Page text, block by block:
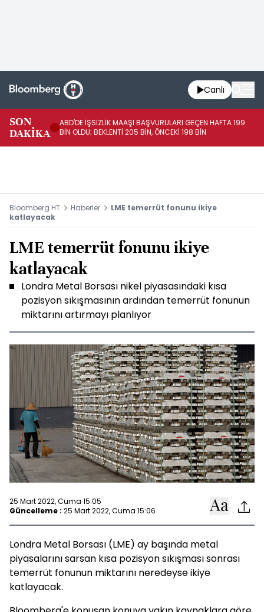
Canlı
SON
DAKİKA
ABD'DE İŞSİZLİK MAAŞI BAŞVURULARI GEÇEN HAFTA 199
BİN OLDU; BEKLENTİ 205 BİN, ÖNCEKİ 198 BİN
Bloomberg HT Haberler
LME temerrüt fonunu ikiye
katlayacak
LME temerrüt fonunu ikiye
katlayacak
Londra Metal Borsası nikel piyasasındaki kısa
pozisyon sıkışmasının ardından temerrüt fonunun
miktarını artırmayı planlıyor
25 Mart 2022, Cuma 15:05
Güncelleme : 25 Mart 2022, Cuma 15:06
Londra Metal Borsası (LME) ay başında metal
piyasalarını sarsan kısa pozisyon sıkışması sonrası
temerrüt fonunun miktarını neredeyse ikiye
katlayacak.